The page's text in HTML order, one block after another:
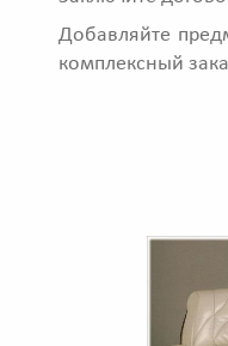
Добавляйте
комплексный